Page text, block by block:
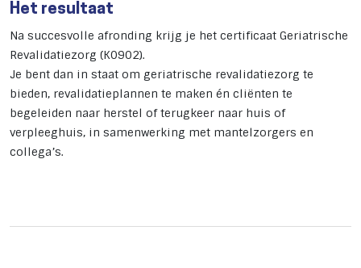
Het resultaat
Na succesvolle afronding krijg je het certificaat Geriatrische
Revalidatiezorg (K0902).
Je bent dan in staat om geriatrische revalidatiezorg te
bieden, revalidatieplannen te maken én cliënten te
begeleiden naar herstel of terugkeer naar huis of
verpleeghuis, in samenwerking met mantelzorgers en
collega’s.